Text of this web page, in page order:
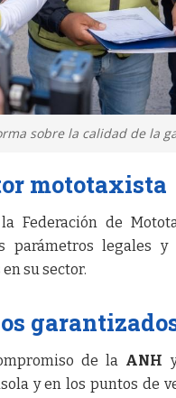
sobre la calidad de la
mototaxista
Federación de
parámetros legales
su sector.
de la ANH
y en los puntos de